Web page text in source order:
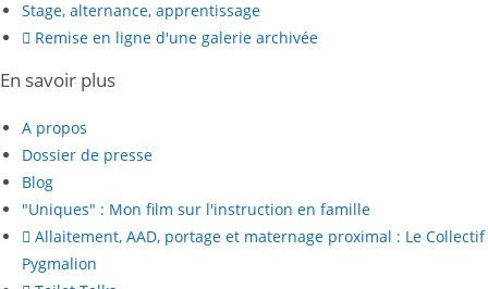
Stage, alternance, apprentissage
Remise en ligne d'une galerie archivée
En savoir plus
A propos
Dossier de presse
Blog
"Uniques" : Mon film sur l'instruction en famille
Allaitement, AAD, portage et maternage proximal : Le Collectif
Pygmalion